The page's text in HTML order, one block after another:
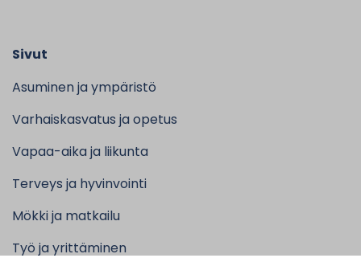
Sivut
Asuminen ja ympäristö
Varhaiskasvatus ja opetus
Vapaa-aika ja liikunta
Terveys ja hyvinvointi
Mökki ja matkailu
Työ ja yrittäminen